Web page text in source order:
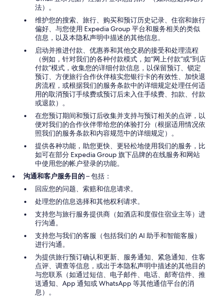
法）。
维护您的搜索、旅行、购买和预订历史记录、住宿和旅行
偏好、与您使用 Expedia Group 平台和服务相关的类似
信息，以及本隐私声明中描述的其他信息。
启动并推进付款、优惠券和其他交易的接受和处理流程
（例如，针对我们的各种付款模式，如“网上付款”或“到店
付款”模式，收集您的详细付款信息，以保留预订、锁定
预订、方便旅行合作伙伴核实您银行卡的有效性、加快退
房流程，或根据我们的服务条款中的详细规定处理任何适
用的取消预订手续费或预订后未入住手续费、扣款、付款
或退款）。
在您预订期间和预订后收集并支持与预订相关的点评，以
便对我们的合作伙伴带给您的体验打分（根据适用情况依
照我们的服务条款和内容规范中的详细规定）。
提供各种功能，助您更快、更轻松地使用我们的服务，比
如可在部分 Expedia Group 旗下品牌的在线服务和网站
中使用您的帐户登录的功能。
沟通和客户服务目的– 包括：
回应您的问题、索赔和信息请求。
处理您的信息选择和其他权利请求。
支持您与旅行服务提供商（如酒店和度假住宿业主等）进
行沟通。
支持您与我们的客服（包括我们的 AI 助手和智能客服）
进行沟通。
为提供旅行预订确认和更新、服务通知、紧急通知、住客
点评、调查等信息，或出于本隐私声明中描述的其他目的
与您联系（如通过短信、电子邮件、电话、邮寄信件、推
送通知、App 通知或 WhatsApp 等其他通信平台的消
息）。